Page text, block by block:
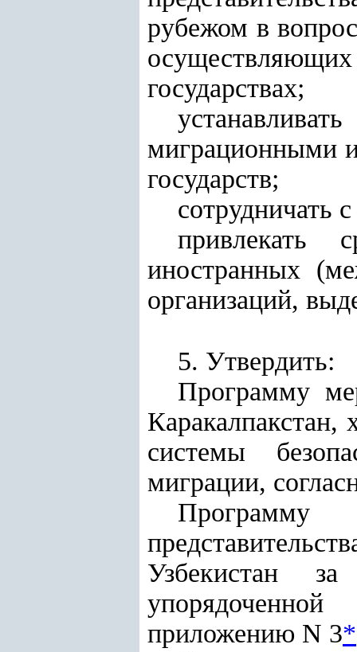
рубежом в
государствах;
миграционными
государств;
сотрудничать
привлекать
иностранных
организаций,
5. Утвердить:
Программу
Каракалпакстан,
системы
миграции,
Узбекистан
приложению N 3*